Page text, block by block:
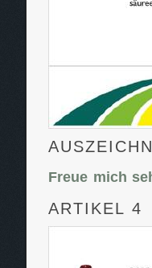
Freue mich
ARTIKEL 4